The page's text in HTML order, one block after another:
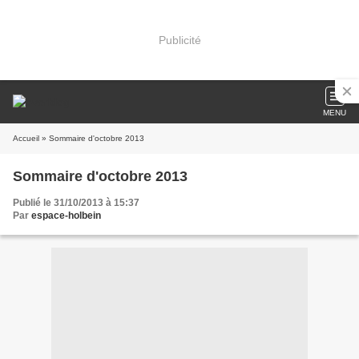
Publicité
MENU
Accueil » Sommaire d'octobre 2013
Sommaire d'octobre 2013
Publié le 31/10/2013 à 15:37
Par espace-holbein